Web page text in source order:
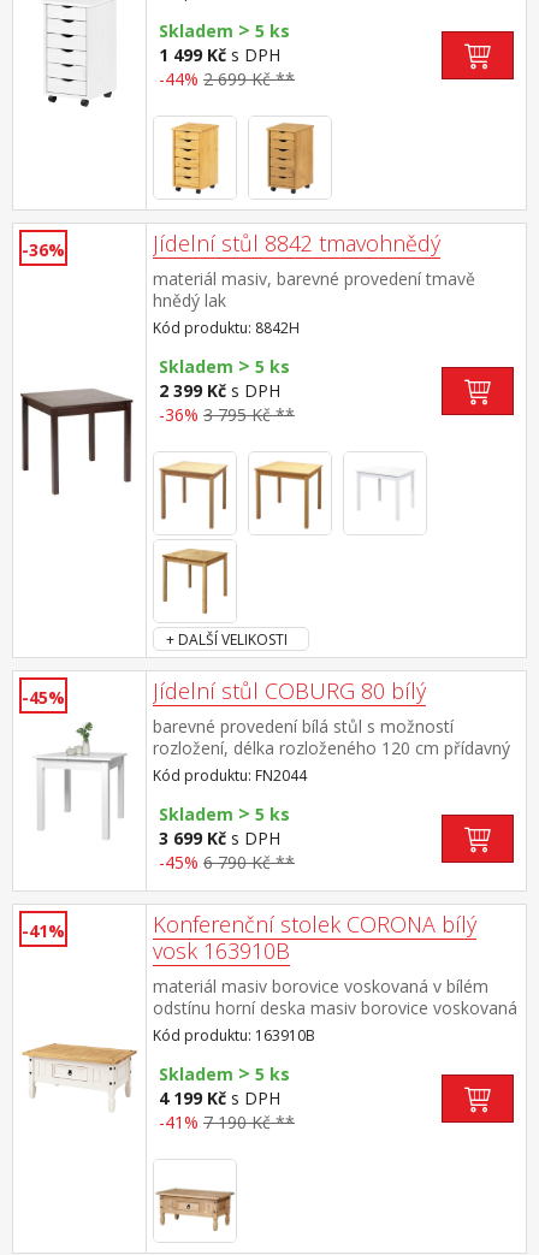
Skladem > 5 ks
1 499 Kč s DPH
-44% 2 699 Kč **
-36% Jídelní stůl 8842 tmavohnědý
materiál masiv, barevné provedení tmavě
hnědý lak
Kód produktu: 8842H
Skladem > 5 ks
2 399 Kč s DPH
-36% 3 795 Kč **
+ DALŠÍ VELIKOSTI
-45% Jídelní stůl COBURG 80 bílý
barevné provedení bílá stůl s možností
rozložení, délka rozloženého 120 cm přídavný
díl nutno skladovat odděleně
Kód produktu: FN2044
Skladem > 5 ks
3 699 Kč s DPH
-45% 6 790 Kč **
-41%
Konferenční stolek CORONA bílý
vosk 163910B
materiál masiv borovice voskovaná v bílém
odstínu horní deska masiv borovice voskovaná
v medovém odstínu 1 zásuvka, kovové
ozdobné úchytky součást sestavy Corona bílá
Kód produktu: 163910B
Skladem > 5 ks
4 199 Kč s DPH
-41% 7 190 Kč **